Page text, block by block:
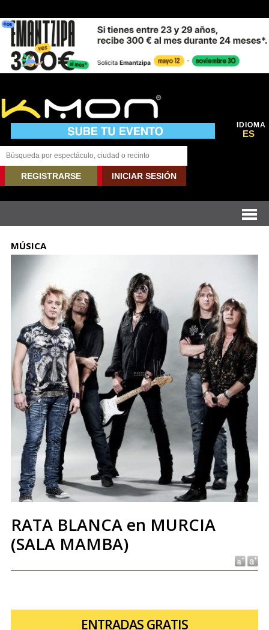
IDIOMA
ES
REGISTRARSE INICIAR SESIÓN
MÚSICA
RATA BLANCA en MURCIA
(SALA MAMBA)
ENTRADAS GRATIS